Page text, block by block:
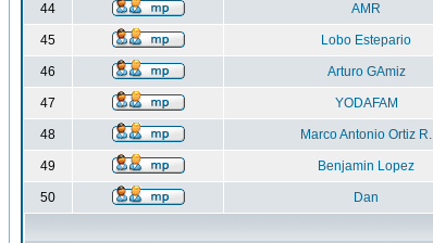
44 AMR
45 Lobo Estepario
46 Arturo GAmiz
47 YODAFAM
48 Marco Antonio Ortiz R.
49 Benjamin Lopez
50 Dan